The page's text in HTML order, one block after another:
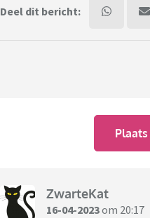
Had Nederland niet beter
Ik zou het sneu vinden als het
Ik hou mijn hart vast . Of
schrokken-ervan.html#nujij
Deel dit bericht:
ZwarteKat
16-04-2023om 20:17